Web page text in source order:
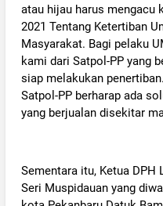
atau hijau harus mengacu
2021 Tentang Ketertiban
Masyarakat. Bagi pelaku
kami dari Satpol-PP yang
siap melakukan
Satpol-PP berharap ada
yang berjualan disekitar
‎Sementara itu, Ketua DPH
Seri Muspidauan yang